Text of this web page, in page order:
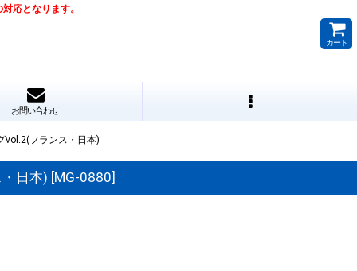
応となります。
カート
お問い合わせ
vol.2(フランス・日本)
日本) [MG-0880]